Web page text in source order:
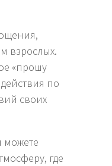
взрослых.
«прошу
по
своих
можете
где